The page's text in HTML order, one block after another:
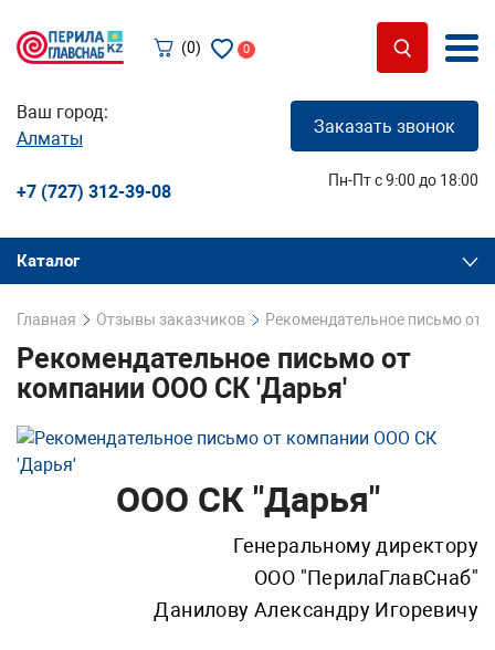
(0) 0
Ваш город:
Алматы
Заказать звонок
+7 (727) 312-39-08
Пн-Пт с 9:00 до 18:00
Каталог
Главная Отзывы заказчиков Рекомендательное письмо
Рекомендательное письмо от
компании ООО СК 'Дарья'
ООО СК "Дарья"
Генеральному директору
ООО "ПерилаГлавСнаб"
Данилову Александру Игоревичу